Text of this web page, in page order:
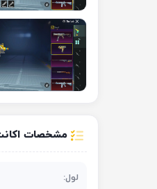
مشخصات
لول: